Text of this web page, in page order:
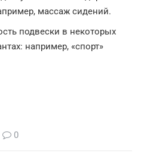
массаж сидений.
подвески в некоторых
например, «спорт»
0